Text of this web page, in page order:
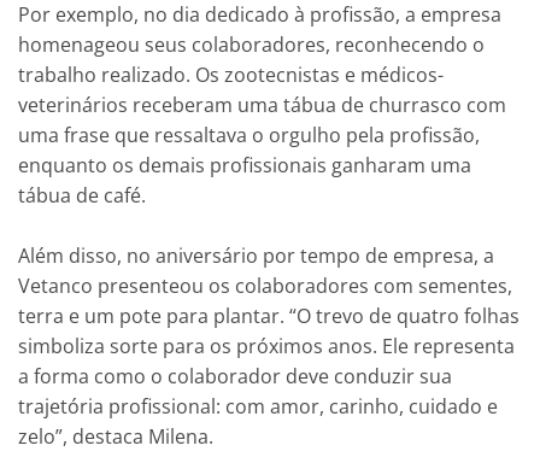
Por exemplo, no dia dedicado à profissão, a empresa
homenageou seus colaboradores, reconhecendo o
trabalho realizado. Os zootecnistas e médicos-
veterinários receberam uma tábua de churrasco com
uma frase que ressaltava o orgulho pela profissão,
enquanto os demais profissionais ganharam uma
tábua de café.
Além disso, no aniversário por tempo de empresa, a
Vetanco presenteou os colaboradores com sementes,
terra e um pote para plantar. “O trevo de quatro folhas
simboliza sorte para os próximos anos. Ele representa
a forma como o colaborador deve conduzir sua
trajetória profissional: com amor, carinho, cuidado e
zelo”, destaca Milena.